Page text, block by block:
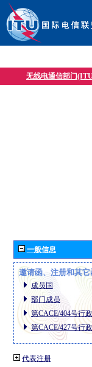
无线电通信部门
一般信息
邀请函、注册和其它
成员国
部门成员
第CACE/404号行
第CACE/427号行
代表注册